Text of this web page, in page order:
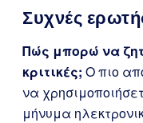
Συχνές
Πώς μπορώ να
κριτικές; Ο πιο
να
μήνυμα